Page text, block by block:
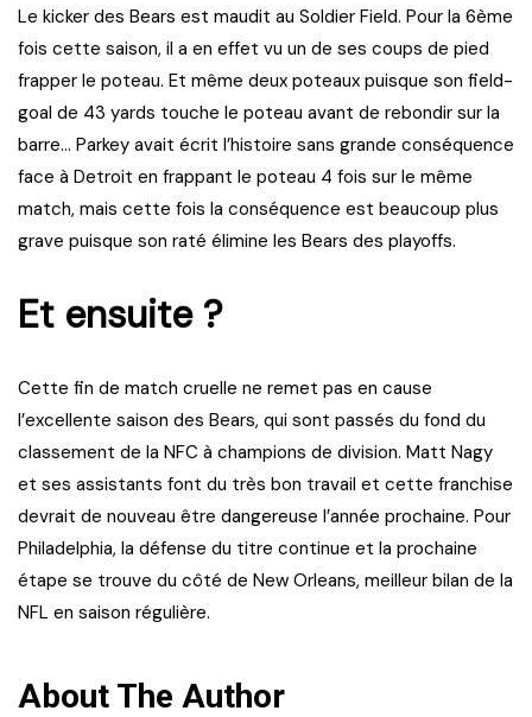
Le kicker des Bears est maudit au Soldier Field. Pour la 6ème
fois cette saison, il a en effet vu un de ses coups de pied
frapper le poteau. Et même deux poteaux puisque son field-
goal de 43 yards touche le poteau avant de rebondir sur la
barre… Parkey avait écrit l’histoire sans grande conséquence
face à Detroit en frappant le poteau 4 fois sur le même
match, mais cette fois la conséquence est beaucoup plus
grave puisque son raté élimine les Bears des playoffs.
Et ensuite ?
Cette fin de match cruelle ne remet pas en cause
l’excellente saison des Bears, qui sont passés du fond du
classement de la NFC à champions de division. Matt Nagy
et ses assistants font du très bon travail et cette franchise
devrait de nouveau être dangereuse l’année prochaine. Pour
Philadelphia, la défense du titre continue et la prochaine
étape se trouve du côté de New Orleans, meilleur bilan de la
NFL en saison régulière.
About The Author